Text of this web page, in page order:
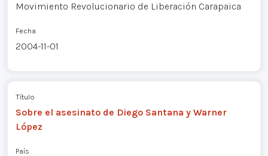
Movimiento Revolucionario de Liberación Carapaica
Fecha
2004-11-01
Título
Sobre el asesinato de Diego Santana y Warner
López
País